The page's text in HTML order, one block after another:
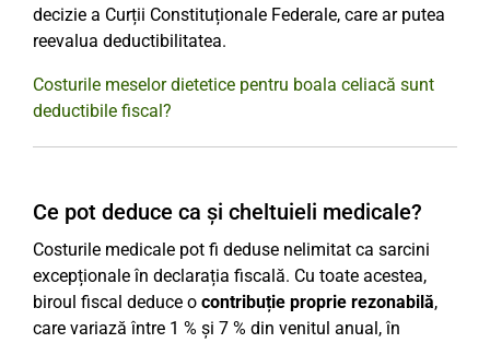
decizie a Curții Constituționale Federale, care ar putea
reevalua deductibilitatea.
Costurile meselor dietetice pentru boala celiacă sunt
deductibile fiscal?
Ce pot deduce ca și cheltuieli medicale?
Costurile medicale pot fi deduse nelimitat ca sarcini
excepționale în declarația fiscală. Cu toate acestea,
biroul fiscal deduce o contribuție proprie rezonabilă,
care variază între 1 % și 7 % din venitul anual, în